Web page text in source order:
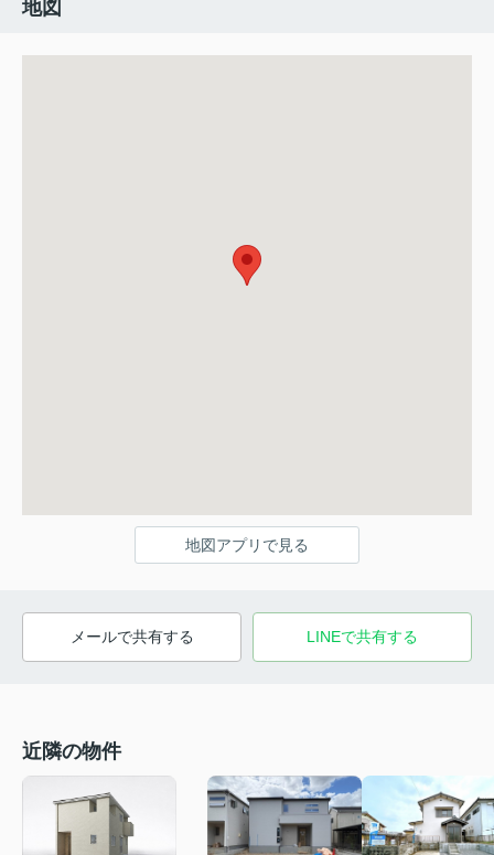
地図
地図アプリで見る
メールで共有する LINEで共有する
近隣の物件